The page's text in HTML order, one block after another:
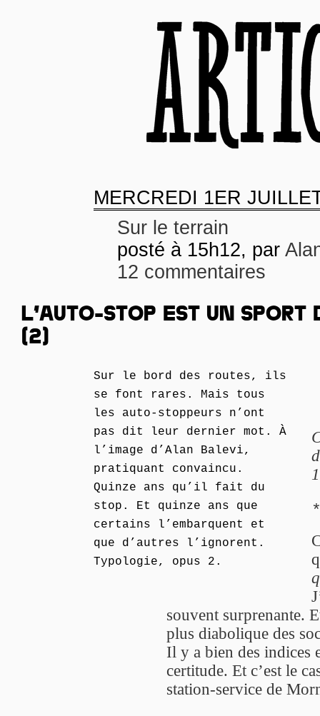
MERCREDI 1ER
Sur le terrain
posté à 15h12, par
12 commentaires
L’AUTO-STOP EST UN SPORT
(2)
Sur le bord des routes, ils
se font rares. Mais tous
les auto-stoppeurs n’ont
pas dit leur dernier mot. À
l’image d’Alan Balevi,
pratiquant convaincu.
Quinze ans qu’il fait du
stop. Et quinze ans que
certains l’embarquent et
que d’autres l’ignorent.
Typologie, opus 2.
souvent surprenante.
plus diabolique des
Il y a bien des indices
certitude. Et c’est le
station-service de